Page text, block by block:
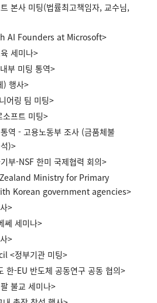
본사 미팅(법률최고책임자, 교수님,
AI Founders at Microsoft>
세미나>
부 미팅 통역>
) 행사>
어링 팀 미팅>
소프트 미팅>
역 - 고용노동부 조사 (금품체불
)>
부-NSF 한미 국제협력 회의>
Zealand Ministry for Primary
Korean government agencies>
>
쎄 세미나>
>
<정부기관 미팅>
한-EU 반도체 공동연구 공동 협의>
불교 세미나>